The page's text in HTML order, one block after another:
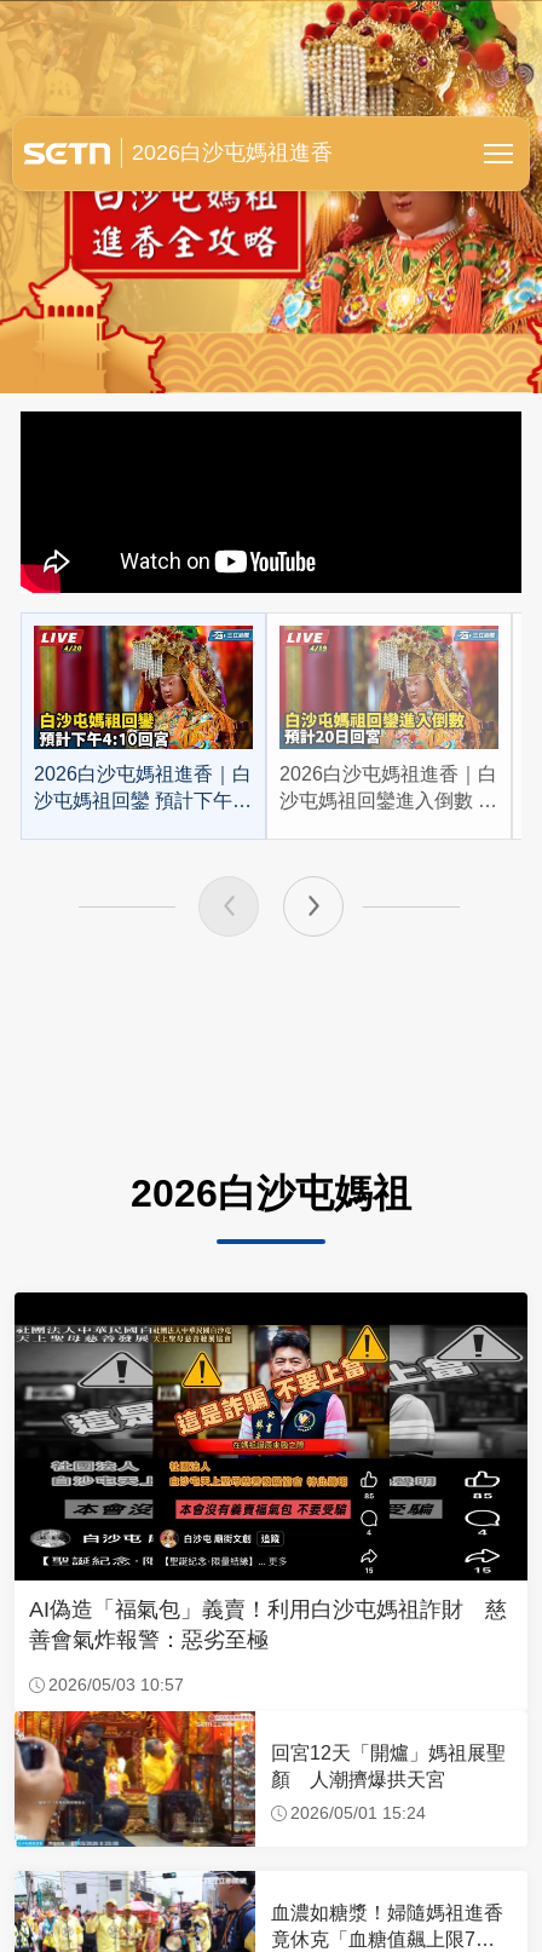
白沙屯媽祖進香全紀錄
2026白沙屯媽祖進香
2026白沙屯媽祖進香｜白
沙屯媽祖回鑾 預計下午
2026白沙屯媽祖進香｜白
沙屯媽祖回鑾進入倒數 預
2026白沙屯媽祖
AI偽造「福氣包」義賣！利用白沙屯媽祖詐財 慈
善會氣炸報警：惡劣至極
2026/05/03 10:57
回宮12天「開爐」媽祖展聖
顏 人潮擠爆拱天宮
2026/05/01 15:24
血濃如糖漿！婦隨媽祖進香
竟休克「血糖值飆上限7